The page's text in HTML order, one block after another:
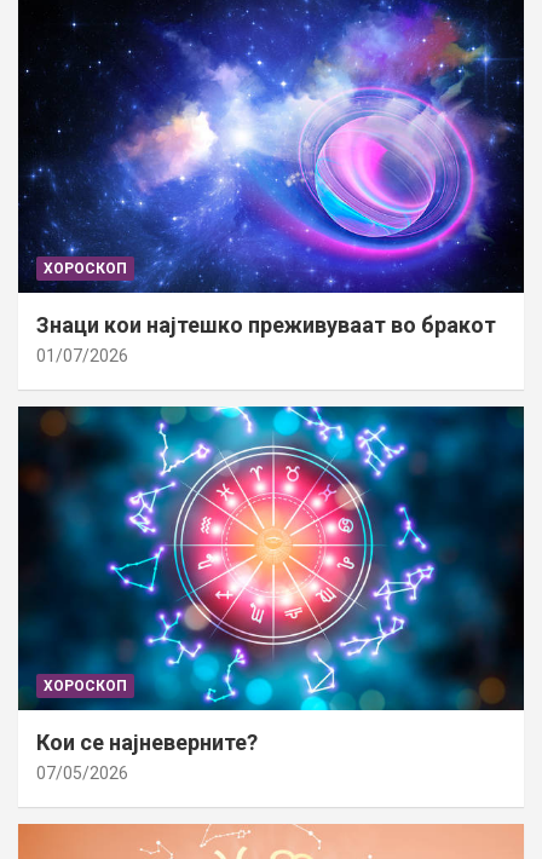
ХОРОСКОП
Знаци кои најтешко преживуваат во бракот
01/07/2026
ХОРОСКОП
Кои се најневерните?
07/05/2026